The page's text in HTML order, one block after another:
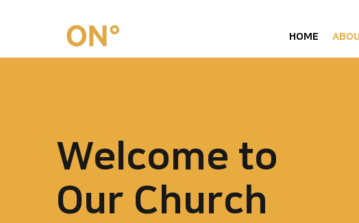
HOME
Welcome to
Our Church